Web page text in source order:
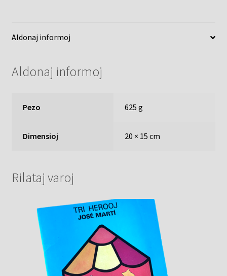
Aldonaj informoj
Aldonaj informoj
Pezo 625 g
Dimensioj 20 × 15 cm
Rilataj varoj